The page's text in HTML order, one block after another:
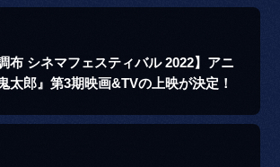
布 シネマフェスティバル 2022】アニ
太郎』第3期映画&TVの上映が決定！